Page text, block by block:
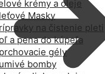
krémy a oleje
Masky
na čistenie pleti
a pena do kúpeľa
gély
bomby